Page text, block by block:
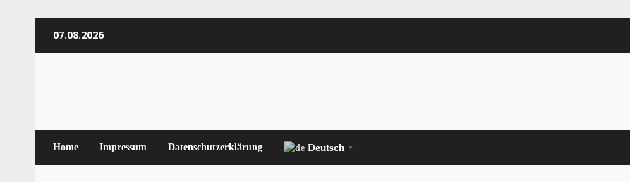
Inhalt07.08.2026
Home Impressum Datenschutzerklärung Deutsch ▼